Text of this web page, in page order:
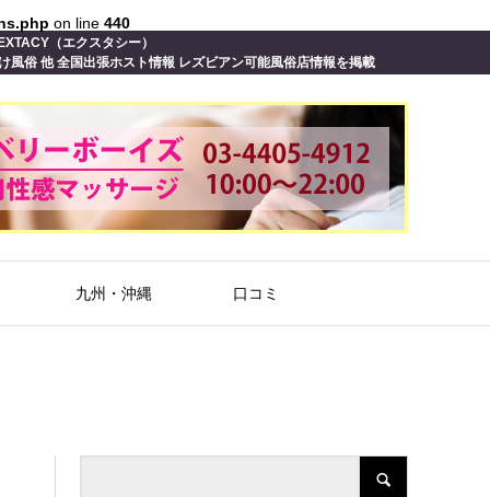
on line 440
（エクスタシー）
俗 他 全国出張ホスト情報 レズビアン可能風俗店情報を掲載
九州・沖縄 口コミ